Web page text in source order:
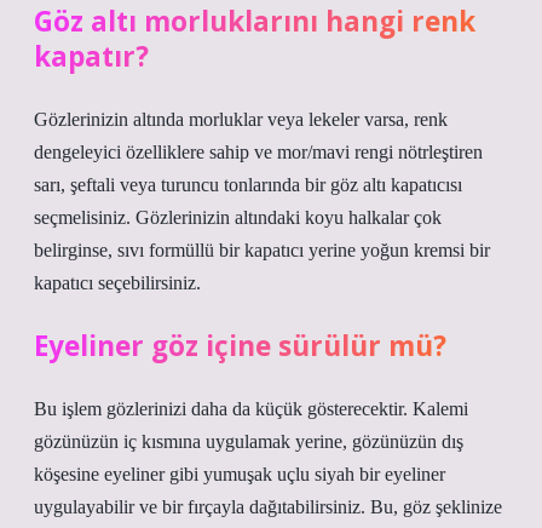
Göz altı morluklarını hangi renk
kapatır?
Gözlerinizin altında morluklar veya lekeler varsa, renk
dengeleyici özelliklere sahip ve mor/mavi rengi nötrleştiren
sarı, şeftali veya turuncu tonlarında bir göz altı kapatıcısı
seçmelisiniz. Gözlerinizin altındaki koyu halkalar çok
belirginse, sıvı formüllü bir kapatıcı yerine yoğun kremsi bir
kapatıcı seçebilirsiniz.
Eyeliner göz içine sürülür mü?
Bu işlem gözlerinizi daha da küçük gösterecektir. Kalemi
gözünüzün iç kısmına uygulamak yerine, gözünüzün dış
köşesine eyeliner gibi yumuşak uçlu siyah bir eyeliner
uygulayabilir ve bir fırçayla dağıtabilirsiniz. Bu, göz şeklinize